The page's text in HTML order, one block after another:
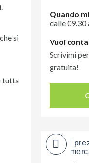
si
tutta
Quando
dalle 09.30
Vuoi
Scrivimi
gratuita!
I